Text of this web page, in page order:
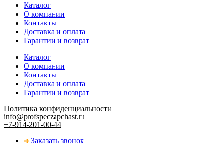
Каталог
О компании
Контакты
Доставка и оплата
Гарантии и возврат
Каталог
О компании
Контакты
Доставка и оплата
Гарантии и возврат
Политика конфиденциальности
info@profspeczapchast.ru
+7-914-201-00-44
Заказать звонок